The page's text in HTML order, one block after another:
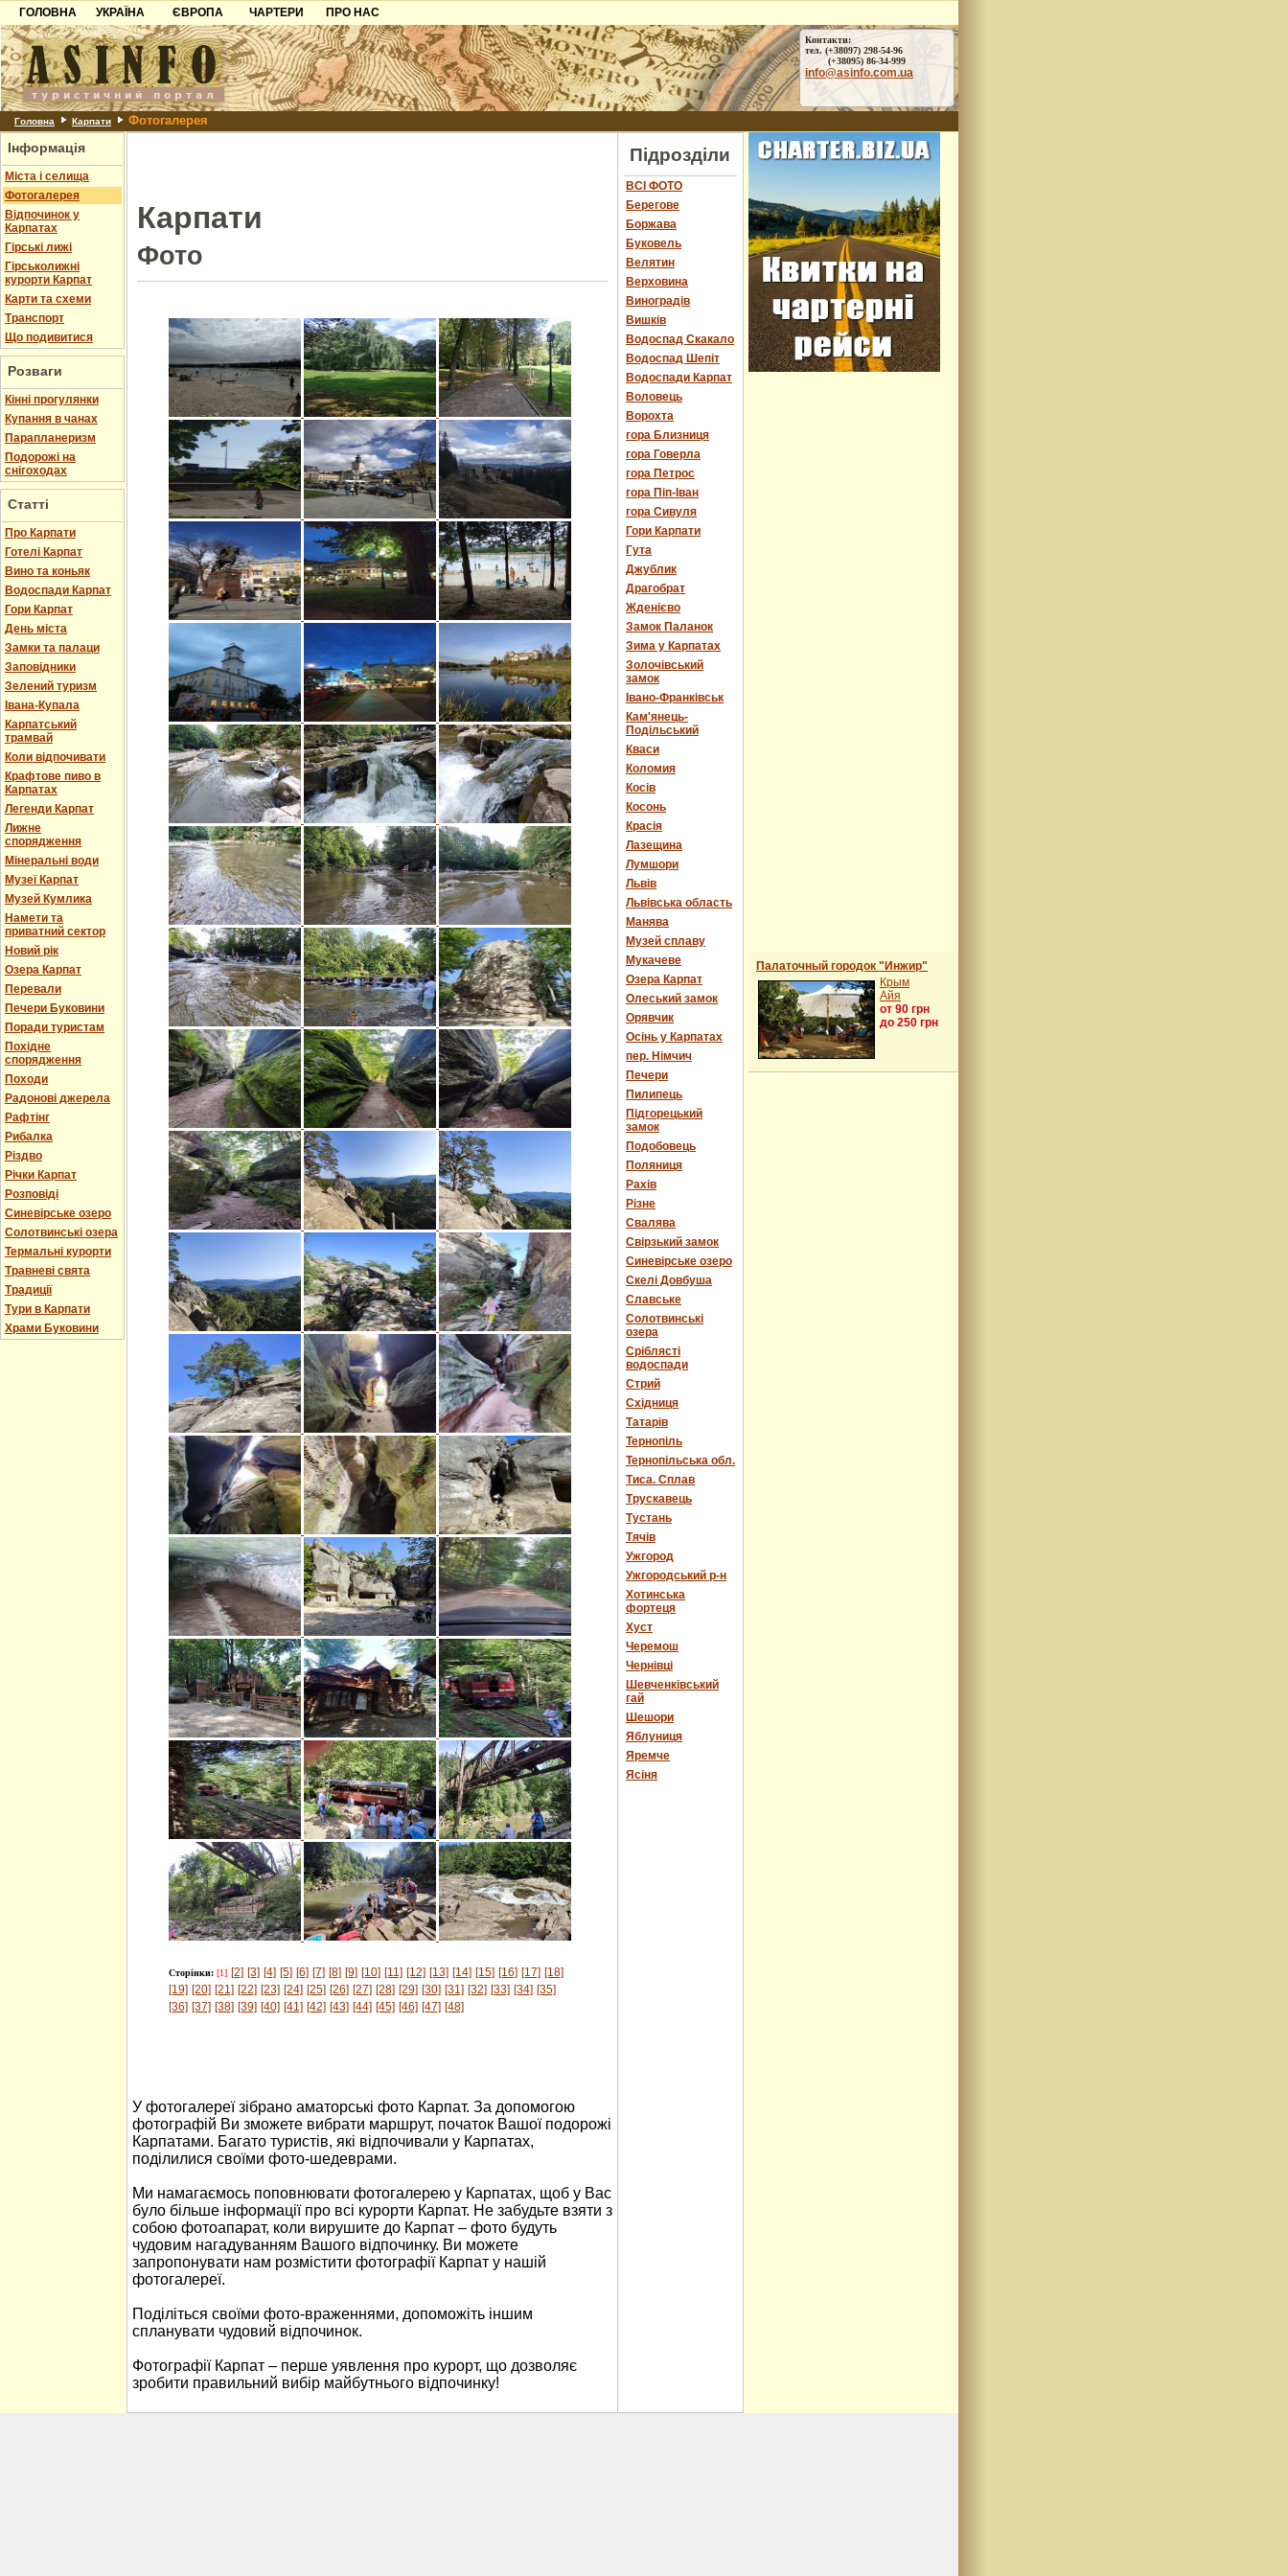
ГОЛОВНА
УКРАЇНА
Карпати
Азов
Причорноморря
Шацьк
ЄВРОПА
Чорногорія
Хорватія
Болгарія
Албанія
ЧАРТЕРИ
ПРО НАС
Контакти
Партнерам
Додати готель
Контакти:
тел. (+38097) 298-54-96
(+38095) 86-34-999
info@asinfo.com.ua
Головна Карпати Фотогалерея
Інформація
Міста і селища
Фотогалерея
Відпочинок у
Карпатах
Гірські лижі
Гірськолижні
курорти Карпат
Карти та схеми
Транспорт
Що подивитися
Розваги
Кінні прогулянки
Купання в чанах
Парапланеризм
Подорожі на
снігоходах
Статті
Про Карпати
Готелі Карпат
Вино та коньяк
Водоспади Карпат
Гори Карпат
День міста
Замки та палаци
Заповідники
Зелений туризм
Івана-Купала
Карпатський
трамвай
Коли відпочивати
Крафтове пиво в
Карпатах
Легенди Карпат
Лижне
спорядження
Мінеральні води
Музеї Карпат
Музей Кумлика
Намети та
приватний сектор
Новий рік
Озера Карпат
Перевали
Печери Буковини
Поради туристам
Похідне
спорядження
Походи
Радонові джерела
Рафтінг
Рибалка
Різдво
Річки Карпат
Розповіді
Синевірське озеро
Солотвинські озера
Термальні курорти
Травневі свята
Традиції
Тури в Карпати
Храми Буковини
Карпати
Фото
Сторінки: [1] [2] [3] [4] [5] [6] [7] [8] [9] [10] [11] [12] [13] [14] [15] [16] [17] [18]
[19] [20] [21] [22] [23] [24] [25] [26] [27] [28] [29] [30] [31] [32] [33] [34] [35]
[36] [37] [38] [39] [40] [41] [42] [43] [44] [45] [46] [47] [48]
У фотогалереї зібрано аматорські фото Карпат. За допомогою
фотографій Ви зможете вибрати маршрут, початок Вашої подорожі
Карпатами. Багато туристів, які відпочивали у Карпатах,
поділилися своїми фото-шедеврами.
Ми намагаємось поповнювати фотогалерею у Карпатах, щоб у Вас
було більше інформації про всі курорти Карпат. Не забудьте взяти з
собою фотоапарат, коли вирушите до Карпат – фото будуть
чудовим нагадуванням Вашого відпочинку. Ви можете
запропонувати нам розмістити фотографії Карпат у нашій
фотогалереї.
Поділіться своїми фото-враженнями, допоможіть іншим
спланувати чудовий відпочинок.
Фотографії Карпат – перше уявлення про курорт, що дозволяє
зробити правильний вибір майбутнього відпочинку!
Підрозділи
ВСІ ФОТО
Берегове
Боржава
Буковель
Велятин
Верховина
Виноградів
Вишків
Водоспад Скакало
Водоспад Шепіт
Водоспади Карпат
Воловець
Ворохта
гора Близниця
гора Говерла
гора Петрос
гора Піп-Іван
гора Сивуля
Гори Карпати
Гута
Джублик
Драгобрат
Жденієво
Замок Паланок
Зима у Карпатах
Золочівський
замок
Івано-Франківськ
Кам'янець-
Подільський
Кваси
Коломия
Косів
Косонь
Красія
Лазещина
Лумшори
Львів
Львівська область
Манява
Музей сплаву
Мукачеве
Озера Карпат
Олеський замок
Орявчик
Осінь у Карпатах
пер. Німчич
Печери
Пилипець
Підгорецький
замок
Подобовець
Поляниця
Рахів
Різне
Свалява
Свірзький замок
Синевірське озеро
Скелі Довбуша
Славське
Солотвинські
озера
Сріблясті
водоспади
Стрий
Східниця
Татарів
Тернопіль
Тернопільська обл.
Тиса. Сплав
Трускавець
Тустань
Тячів
Ужгород
Ужгородський р-н
Хотинська
фортеця
Хуст
Черемош
Чернівці
Шевченківський
гай
Шешори
Яблуниця
Яремче
Ясіня
Палаточный городок "Инжир"
Крым
Айя
от 90 грн
до 250 грн